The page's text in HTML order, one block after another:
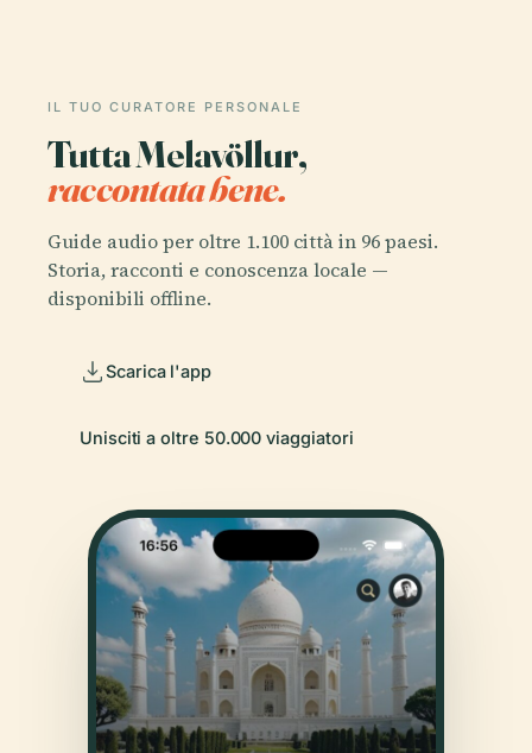
IL TUO CURATORE PERSONALE
Tutta Melavöllur,
raccontata bene.
Guide audio per oltre 1.100 città in 96 paesi.
Storia, racconti e conoscenza locale —
disponibili offline.
Scarica l'app
Unisciti a oltre 50.000 viaggiatori